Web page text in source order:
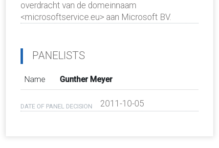
overdracht van de domeinnaam
<microsoftservice.eu> aan Microsoft BV.
PANELISTS
Name Gunther Meyer
DATE OF PANEL DECISION 2011-10-05